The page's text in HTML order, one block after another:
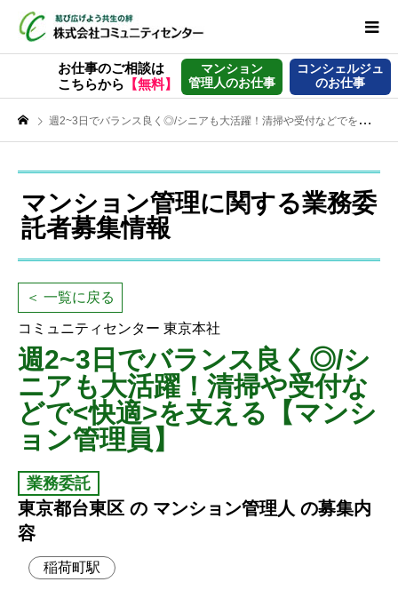
お仕事のご相談は
こちらから 【無料】
マンション
管理人のお仕事
コンシェルジュ
のお仕事
週2~3日でバランス良く◎/シニアも大活躍！清掃や受付などでを支える【マンション管理員】
マンション管理に関する業務委
託者募集情報
＜ 一覧に戻る
コミュニティセンター 東京本社
週2~3日でバランス良く◎/シ
ニアも大活躍！清掃や受付な
どで<快適>を支える【マンシ
ョン管理員】
業務委託
東京都台東区 の マンション管理人 の募集内
容
稲荷町駅